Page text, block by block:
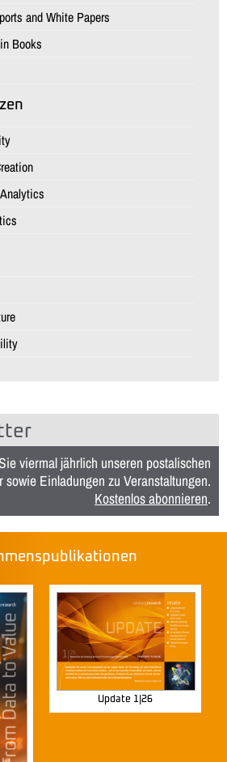
and White Papers
Books
viermal jährlich unseren postalischen
sowie Einladungen zu Veranstaltungen.
Kostenlos abonnieren.
Update 1|26